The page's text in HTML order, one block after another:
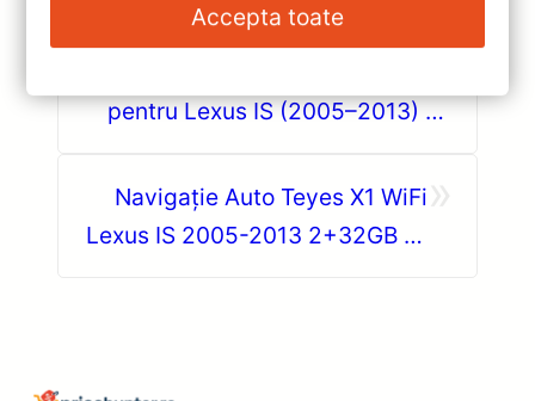
«
pentru Lexus IS (2005–2013) 9”
Testare & Recomandări
Navigație Auto Teyes X1 WiFi
Lexus IS 2005-2013 2+32GB 9″
Accepta toate